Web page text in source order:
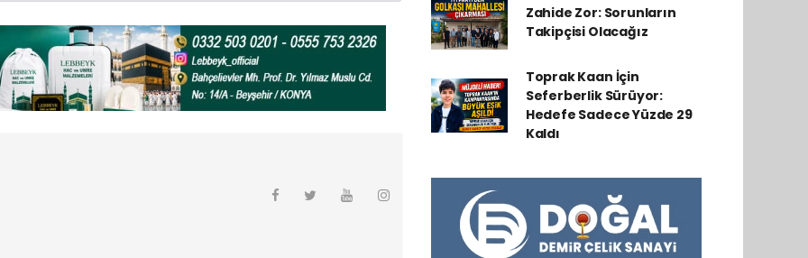
Zahide Zor: Sorunların
Takipçisi Olacağız
Toprak Kaan İçin
Seferberlik Sürüyor:
Hedefe Sadece Yüzde 29
Kaldı